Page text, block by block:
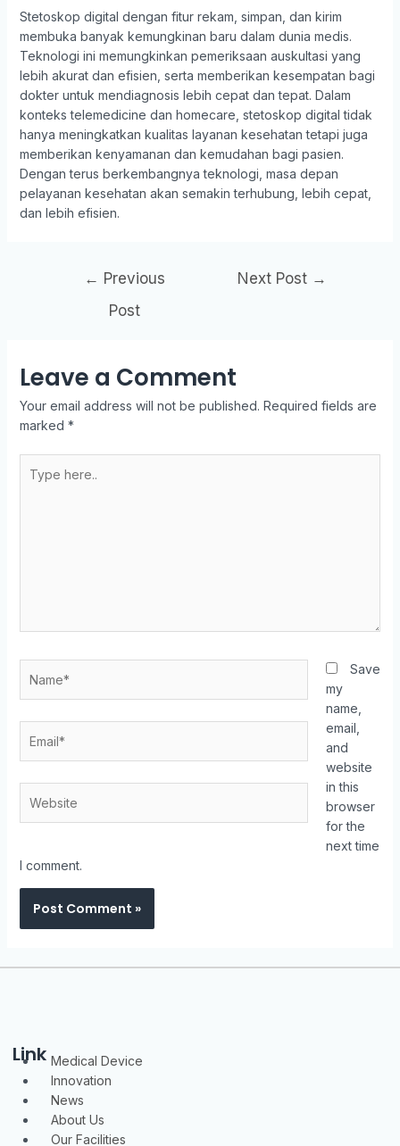
Stetoskop digital dengan fitur rekam, simpan, dan kirim
membuka banyak kemungkinan baru dalam dunia medis.
Teknologi ini memungkinkan pemeriksaan auskultasi yang
lebih akurat dan efisien, serta memberikan kesempatan bagi
dokter untuk mendiagnosis lebih cepat dan tepat. Dalam
konteks telemedicine dan homecare, stetoskop digital tidak
hanya meningkatkan kualitas layanan kesehatan tetapi juga
memberikan kenyamanan dan kemudahan bagi pasien.
Dengan terus berkembangnya teknologi, masa depan
pelayanan kesehatan akan semakin terhubung, lebih cepat,
dan lebih efisien.
navigation
← Previous
Post
Next Post →
Leave a Comment
Your email address will not be published. Required fields are
marked *
here..
Save
my
name,
email,
and
website
in this
browser
for the
next time
I comment.
Link
Menu
Medical Device
Innovation
News
About Us
Our Facilities